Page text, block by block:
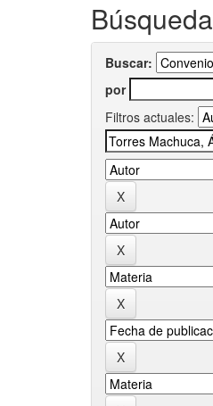
Búsqueda
Buscar:
por
Filtros actuales: